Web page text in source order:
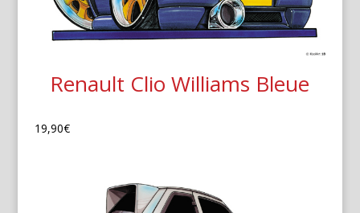
Renault Clio Williams Bleue
19,90€